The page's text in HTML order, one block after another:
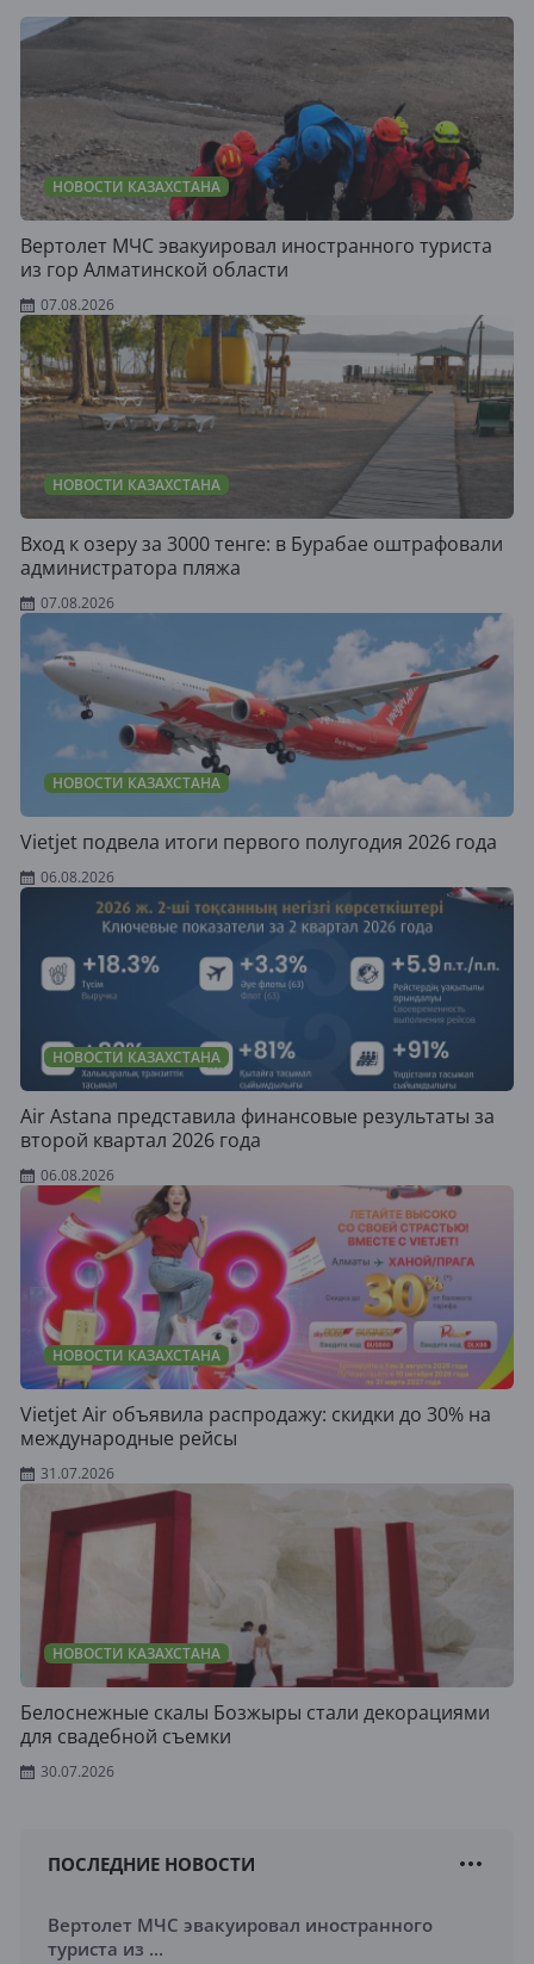
НОВОСТИ КАЗАХСТАНА
Вертолет МЧС эвакуировал иностранного туриста
из гор Алматинской области
07.08.2026
НОВОСТИ КАЗАХСТАНА
Вход к озеру за 3000 тенге: в Бурабае оштрафовали
администратора пляжа
07.08.2026
НОВОСТИ КАЗАХСТАНА
Vietjet подвела итоги первого полугодия 2026 года
06.08.2026
НОВОСТИ КАЗАХСТАНА
Air Astana представила финансовые результаты за
второй квартал 2026 года
06.08.2026
НОВОСТИ КАЗАХСТАНА
Vietjet Air объявила распродажу: скидки до 30% на
международные рейсы
31.07.2026
НОВОСТИ КАЗАХСТАНА
Белоснежные скалы Бозжыры стали декорациями
для свадебной съемки
30.07.2026
ПОСЛЕДНИЕ НОВОСТИ
Вертолет МЧС эвакуировал иностранного
туриста из ...